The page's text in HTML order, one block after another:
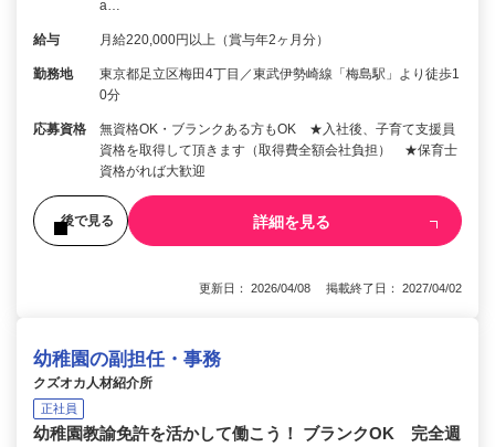
a…
給与 月給220,000円以上（賞与年2ヶ月分）
勤務地
東京都足立区梅田4丁目／東武伊勢崎線「梅島駅」より徒歩1
0分
応募資格
無資格OK・ブランクある方もOK ★入社後、子育て支援員
資格を取得して頂きます（取得費全額会社負担） ★保育士
資格がれば大歓迎
後で見る 詳細を見る
更新日： 2026/04/08 掲載終了日： 2027/04/02
幼稚園の副担任・事務
クズオカ人材紹介所
正社員
幼稚園教諭免許を活かして働こう！ ブランクOK 完全週